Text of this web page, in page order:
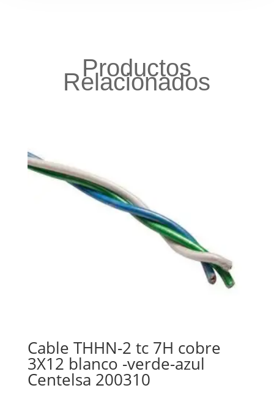
Productos
Relacionados
Cable THHN-2 tc 7H cobre
3X12 blanco -verde-azul
Centelsa 200310